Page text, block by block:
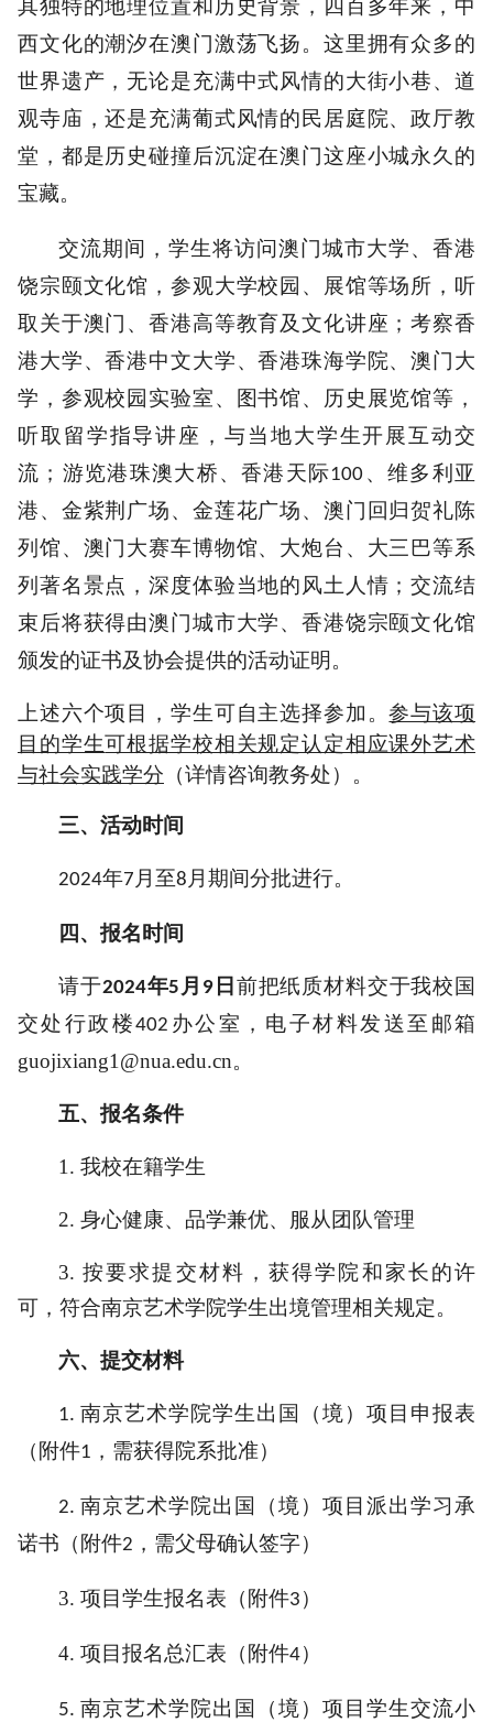
其独特的地理位置和历史背景，四百多年来，中
西文化的潮汐在澳门激荡飞扬。这里拥有众多的
世界遗产，无论是充满中式风情的大街小巷、道
观寺庙，还是充满葡式风情的民居庭院、政厅教
堂，都是历史碰撞后沉淀在澳门这座小城永久的
宝藏。
交流期间，学生将访问澳门城市大学、香港
饶宗颐文化馆，参观大学校园、展馆等场所，听
取关于澳门、香港高等教育及文化讲座；考察香
港大学、香港中文大学、香港珠海学院、澳门大
学，参观校园实验室、图书馆、历史展览馆等，
听取留学指导讲座，与当地大学生开展互动交
流；游览港珠澳大桥、香港天际100 、维多利亚
港、金紫荆广场、金莲花广场、澳门回归贺礼陈
列馆、澳门大赛车博物馆、大炮台、大三巴等系
列著名景点，深度体验当地的风土人情；交流结
束后将获得由澳门城市大学、香港饶宗颐文化馆
颁发的证书及协会提供的活动证明。
上述六个项目，学生可自主选择参加。参与该项
目的学生可根据学校相关规定认定相应课外艺术
与社会实践学分 （详情咨询教务处）。
三、活动时间
2024年7 月至8 月期间分批进行。
四、报名 时间
请于2024年5 月 9 日 前把纸质材料交于我校国
交处行政楼402 办公室，电子材料发送至邮箱
guojixiang1@nua.edu.cn。
五、报名条件
1. 我校在籍学生
2. 身心健康、品学兼优、服从团队管理
3.按要求提交材料，获得学院和家长的许
可，符合南京艺术学院学生出境管理相关规定。
六、 提交材料
1. 南京艺术学院学生出国（境）项目申报表
（附件1 ，需获得院系批准）
2. 南京艺术学院出国 （境）项目派出学习承
诺书（附件2 ，需父母确认签字）
3. 项目学生报名表（附件3 ）
4. 项目报名总汇表（附件4）
5. 南京艺术学院出国（境）项目学生交流小